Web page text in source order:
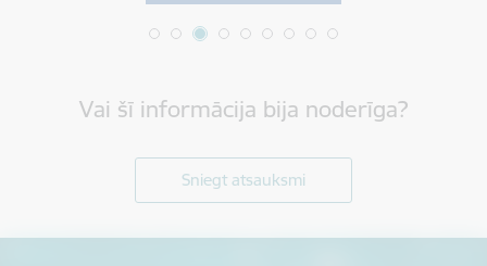
Vai šī informācija bija noderīga?
Sniegt atsauksmi